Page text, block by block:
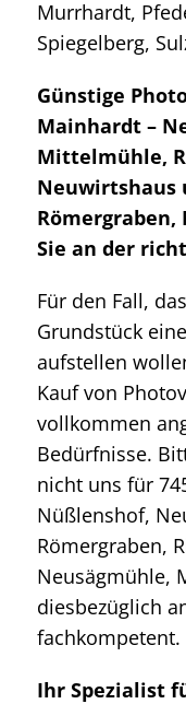
Murrhardt,
Spiegelberg,
Günstige
Mainhardt –
Mittelmühle,
Neuwirtshaus
Römergraben,
Sie an der
Für den Fall,
Grundstück
aufstellen
Kauf von
vollkommen
Bedürfnisse.
nicht uns für
Nüßlenshof,
Römergraben,
Neusägmühle,
diesbezüglich
fachkompetent.
Ihr Spezialist